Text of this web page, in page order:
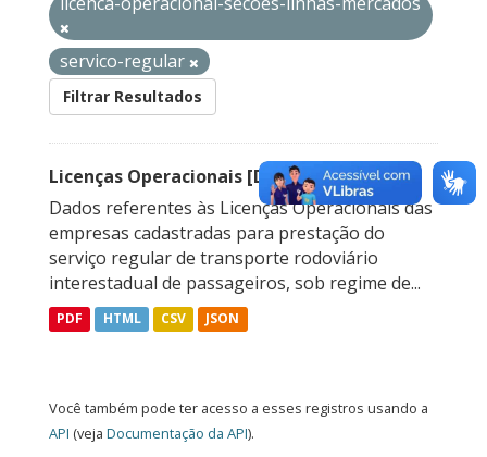
servico-regular
Filtrar Resultados
Licenças Operacionais [Descontinuado]
Dados referentes às Licenças Operacionais das
empresas cadastradas para prestação do
serviço regular de transporte rodoviário
interestadual de passageiros, sob regime de...
PDF HTML CSV JSON
Você também pode ter acesso a esses registros usando a
API (veja Documentação da API).